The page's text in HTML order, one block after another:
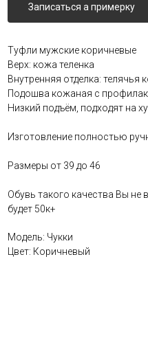
Записаться а примерку
Туфли мужские коричневые
Верх: кожа теленка
Внутренняя отделка: телячья
Подошва кожаная с
Низкий подъём, подходят на
Изготовление полностью
Размеры от 39 до 46
Обувь такого качества Вы не
будет 50к+
Модель: Чукки
Цвет: Коричневый